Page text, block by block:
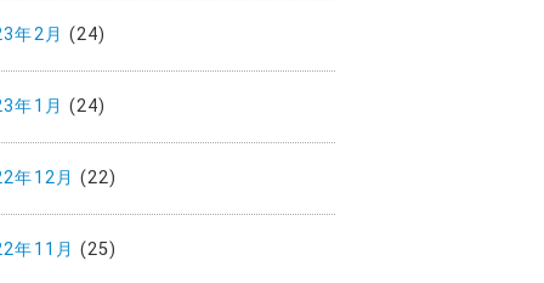
年2月 (24)
年1月 (24)
年12月 (22)
年11月 (25)